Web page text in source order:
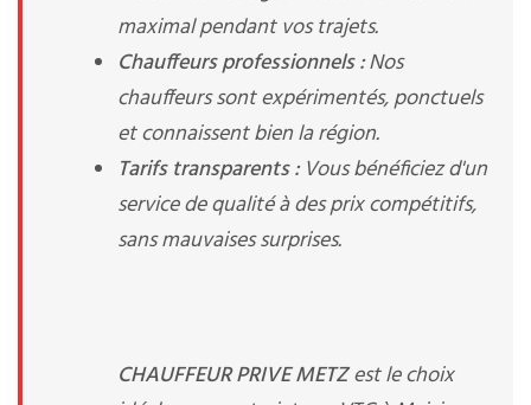
maximal pendant vos trajets.
Chauffeurs professionnels :Nos
chauffeurs sont expérimentés, ponctuels
et connaissent bien la région.
Tarifs transparents :Vous bénéficiez d'un
service de qualité à des prix compétitifs,
sans mauvaises surprises.
CHAUFFEUR PRIVE METZest le choix